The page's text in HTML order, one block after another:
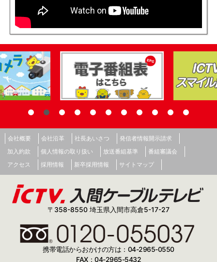
会社概要 会社沿革 社長あいさつ
発信者情報開示請求
加入約款
個人情報の取り扱い 放送番組基準
番組審議会
アクセス
採用情報 新卒採用情報 サイトマップ
〒358-8550 埼玉県入間市高倉5-17-27
携帯電話からおかけの方は：04-2965-0550
FAX：04-2965-5432